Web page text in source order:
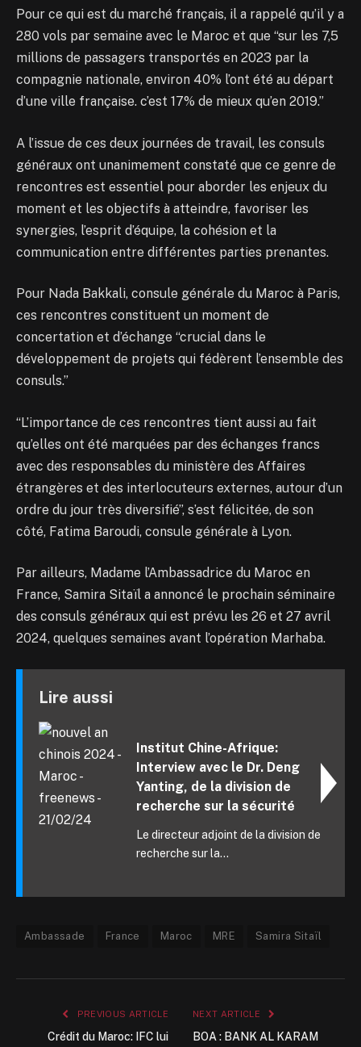
Pour ce qui est du marché français, il a rappelé qu’il y a
280 vols par semaine avec le Maroc et que “sur les 7,5
millions de passagers transportés en 2023 par la
compagnie nationale, environ 40% l’ont été au départ
d’une ville française. c’est 17% de mieux qu’en 2019.”
A l’issue de ces deux journées de travail, les consuls
généraux ont unanimement constaté que ce genre de
rencontres est essentiel pour aborder les enjeux du
moment et les objectifs à atteindre, favoriser les
synergies, l’esprit d’équipe, la cohésion et la
communication entre différentes parties prenantes.
Pour Nada Bakkali, consule générale du Maroc à Paris,
ces rencontres constituent un moment de
concertation et d’échange “crucial dans le
développement de projets qui fédèrent l’ensemble des
consuls.”
“L’importance de ces rencontres tient aussi au fait
qu’elles ont été marquées par des échanges francs
avec des responsables du ministère des Affaires
étrangères et des interlocuteurs externes, autour d’un
ordre du jour très diversifié”, s’est félicitée, de son
côté, Fatima Baroudi, consule générale à Lyon.
Par ailleurs, Madame l’Ambassadrice du Maroc en
France, Samira Sitaïl a annoncé le prochain séminaire
des consuls généraux qui est prévu les 26 et 27 avril
2024, quelques semaines avant l’opération Marhaba.
Lire aussi
Institut Chine-Afrique:
Interview avec le Dr. Deng
Yanting, de la division de
recherche sur la sécurité
Le directeur adjoint de la division de
recherche sur la...
Ambassade France Maroc MRE Samira Sitaïl
PREVIOUS ARTICLE
Crédit du Maroc: IFC lui
NEXT ARTICLE
BOA : BANK AL KARAM